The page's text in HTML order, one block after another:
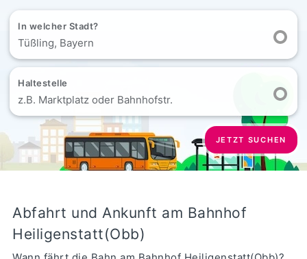
In welcher Stadt?
Tüßling, Bayern
Haltestelle
z.B. Marktplatz oder Bahnhofstr.
JETZT SUCHEN
Abfahrt und Ankunft am Bahnhof
Heiligenstatt(Obb)